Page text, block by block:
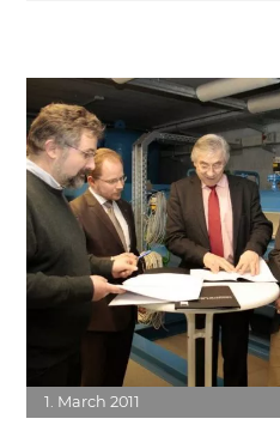
1 March 2011